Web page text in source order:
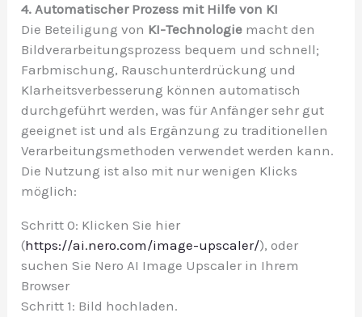
4. Automatischer Prozess mit Hilfe von KI
Die Beteiligung von KI-Technologie macht den
Bildverarbeitungsprozess bequem und schnell;
Farbmischung, Rauschunterdrückung und
Klarheitsverbesserung können automatisch
durchgeführt werden, was für Anfänger sehr gut
geeignet ist und als Ergänzung zu traditionellen
Verarbeitungsmethoden verwendet werden kann.
Die Nutzung ist also mit nur wenigen Klicks
möglich:
Schritt 0: Klicken Sie hier
(https://ai.nero.com/image-upscaler/), oder
suchen Sie Nero AI Image Upscaler in Ihrem
Browser
Schritt 1: Bild hochladen.